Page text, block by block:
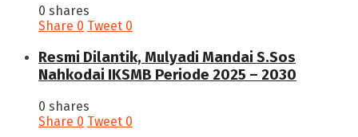
0 shares
Share 0 Tweet 0
Resmi Dilantik, Mulyadi Mandai S.Sos
Nahkodai IKSMB Periode 2025 – 2030
0 shares
Share 0 Tweet 0